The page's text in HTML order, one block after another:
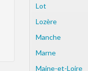
Lot
Lozère
Manche
Marne
Maine-et-Loire